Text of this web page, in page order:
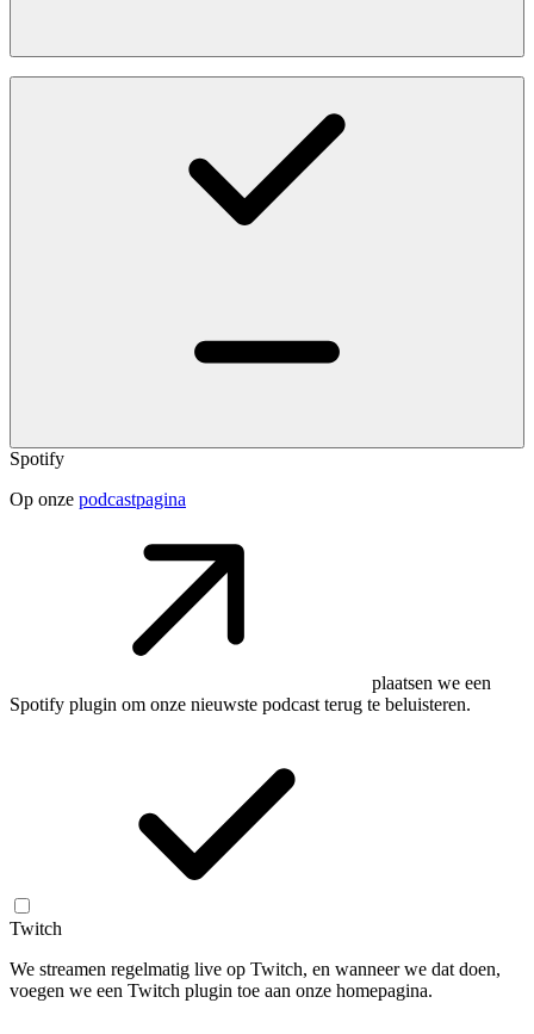
Spotify
Op onze podcastpagina
plaatsen we een
Spotify plugin om onze nieuwste podcast terug te beluisteren.
Twitch
We streamen regelmatig live op Twitch, en wanneer we dat doen,
voegen we een Twitch plugin toe aan onze homepagina.